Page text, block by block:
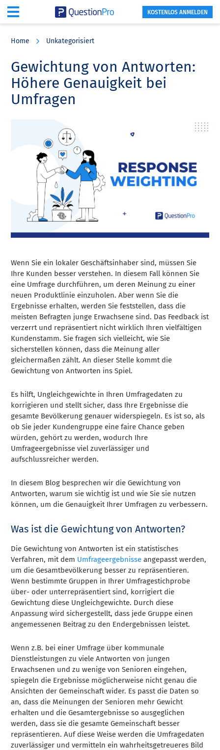
content
sidebar
KOSTENLOS ANMELDEN
Home Unkategorisiert
Gewichtung von Antworten:
Höhere Genauigkeit bei
Umfragen
Wenn Sie ein lokaler Geschäftsinhaber sind, müssen Sie
Ihre Kunden besser verstehen. In diesem Fall können Sie
eine Umfrage durchführen, um deren Meinung zu einer
neuen Produktlinie einzuholen. Aber wenn Sie die
Ergebnisse erhalten, werden Sie feststellen, dass die
meisten Befragten junge Erwachsene sind. Das Feedback ist
verzerrt und repräsentiert nicht wirklich Ihren vielfältigen
Kundenstamm. Sie fragen sich vielleicht, wie Sie
sicherstellen können, dass die Meinung aller
gleichermaßen zählt. An dieser Stelle kommt die
Gewichtung von Antworten ins Spiel.
Es hilft, Ungleichgewichte in Ihren Umfragedaten zu
korrigieren und stellt sicher, dass Ihre Ergebnisse die
gesamte Bevölkerung genauer widerspiegeln. Es ist so, als
ob Sie jeder Kundengruppe eine faire Chance geben
würden, gehört zu werden, wodurch Ihre
Umfrageergebnisse viel zuverlässiger und
aufschlussreicher werden.
In diesem Blog besprechen wir die Gewichtung von
Antworten, warum sie wichtig ist und wie Sie sie nutzen
können, um die Genauigkeit Ihrer Umfragen zu verbessern.
Was ist die Gewichtung von Antworten?
Die Gewichtung von Antworten ist ein statistisches
Verfahren, mit dem Umfrageergebnisse angepasst werden,
um die Gesamtbevölkerung besser zu repräsentieren.
Wenn bestimmte Gruppen in Ihrer Umfragestichprobe
über- oder unterrepräsentiert sind, korrigiert die
Gewichtung diese Ungleichgewichte. Durch diese
Anpassung wird sichergestellt, dass jede Gruppe einen
angemessenen Beitrag zu den Endergebnissen leistet.
Wenn z.B. bei einer Umfrage über kommunale
Dienstleistungen zu viele Antworten von jungen
Erwachsenen und zu wenige von Senioren eingehen,
spiegeln die Ergebnisse möglicherweise nicht genau die
Ansichten der Gemeinschaft wider. Es passt die Daten so
an, dass die Meinungen der Senioren mehr Gewicht
erhalten und die Gesamtergebnisse so ausgeglichen
werden, dass sie die gesamte Gemeinschaft besser
repräsentieren. Auf diese Weise werden die Umfragedaten
zuverlässiger und vermitteln ein wahrheitsgetreueres Bild